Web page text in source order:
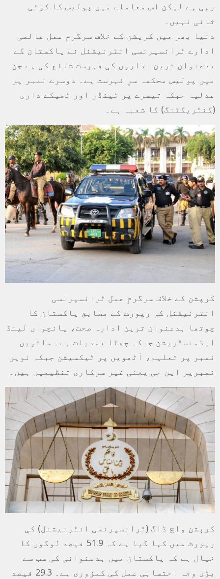
رہی ہے لیکن اس معاملے میں پولیس کا کوئی
ثانی نہیں۔
دنیا بھر میں کرپشن کے خلاف سرگرمِ عمل عالمی
ادارے ٹرانسپرنسی انٹرنیشنل نے پاکستان کے
بدعنوان ترین اداروں کی فہرست شائع کی ہے جن
میں پولیس محکمہ سرِ فہرست ہے۔ دوسرے نمبر پر
عدلیہ جبکہ تیسرے پر ٹینڈر اور ٹھیکے داری
(کنٹریکٹنگ) کا شعبہ ہے۔
کرپشن کے خلاف سرگرمِ عمل ٹرانسپرنسی
انٹرنیشنل کی رپورٹ کے مطابق پاکستان کا
چوتھا بدعنوان ترین ادارہ صحت، پانچواں لینڈ
ایڈمنسٹریشن جبکہ چھٹا بلدیات ہے۔ ساتویں
نمبر پر تعلیم، آٹھویں پر ٹیکسیشن جبکہ نویں
نمبرپر این جی یعنی غیر سرکاری تنظیمیں ہیں۔
کرپشن واچ ڈاگ (ٹرانسپرنسی انٹرنیشنل) کی
رپورٹ میں کہا گیا ہے کہ 51.9 فیصد لوگوں کا
خیال ہے کہ پاکستان میں بدعنوانی کی سب سے
بڑی وجہ احتسابی عمل کی کمزوری ہے۔ 29.3 فیصد